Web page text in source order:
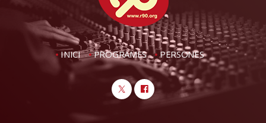
INICI PROGRAMES PERSONES